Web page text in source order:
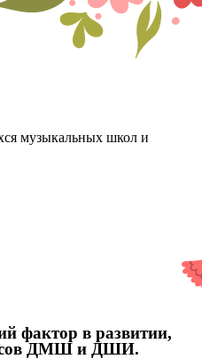
музыкальных школ и
фактор в развитии,
ДМШ и ДШИ.